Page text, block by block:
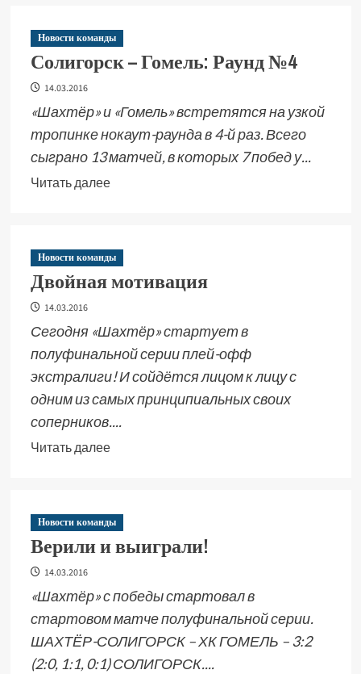
Новости команды
Солигорск – Гомель: Раунд №4
14.03.2016
«Шахтёр» и «Гомель» встретятся на узкой
тропинке нокаут-раунда в 4-й раз. Всего
сыграно 13 матчей, в которых 7 побед у...
Читать далее
Новости команды
Двойная мотивация
14.03.2016
Сегодня «Шахтёр» стартует в
полуфинальной серии плей-офф
экстралиги! И сойдётся лицом к лицу с
одним из самых принципиальных своих
соперников....
Читать далее
Новости команды
Верили и выиграли!
14.03.2016
«Шахтёр» с победы стартовал в
стартовом матче полуфинальной серии.
ШАХТЁР-СОЛИГОРСК – ХК ГОМЕЛЬ – 3:2
(2:0, 1:1, 0:1) СОЛИГОРСК....